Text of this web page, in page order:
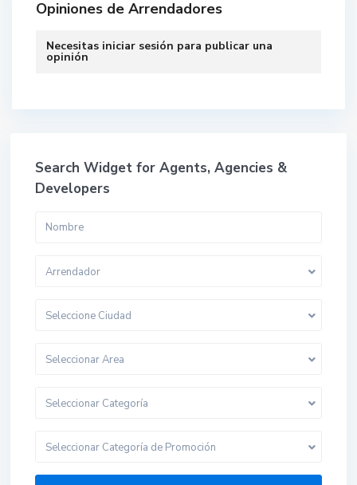
Opiniones de Arrendadores
Necesitas iniciar sesión para publicar una
opinión
Search Widget for Agents, Agencies &
Developers
Arrendador
Seleccione Ciudad
Seleccionar Area
Seleccionar Categoría
Seleccionar Categoría de Promoción